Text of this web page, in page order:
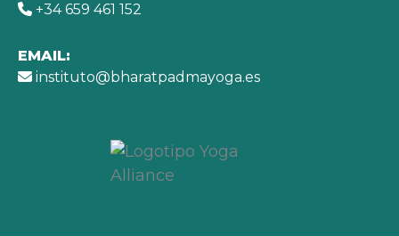
+34 659 461 152
EMAIL:
instituto@bharatpadmayoga.es